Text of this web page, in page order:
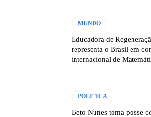
MUNDO
Educadora de
representa o Brasil em
internacional de
POLITICA
Beto Nunes toma posse